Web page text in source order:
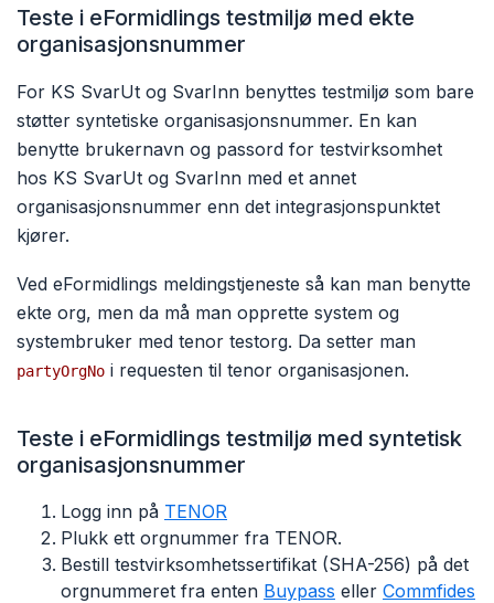
Teste i eFormidlings testmiljø med ekte
organisasjonsnummer
For KS SvarUt og SvarInn benyttes testmiljø som bare
støtter syntetiske organisasjonsnummer. En kan
benytte brukernavn og passord for testvirksomhet
hos KS SvarUt og SvarInn med et annet
organisasjonsnummer enn det integrasjonspunktet
kjører.
Ved eFormidlings meldingstjeneste så kan man benytte
ekte org, men da må man opprette system og
systembruker med tenor testorg. Da setter man
partyOrgNo i requesten til tenor organisasjonen.
Teste i eFormidlings testmiljø med syntetisk
organisasjonsnummer
Logg inn på TENOR
Plukk ett orgnummer fra TENOR.
Bestill testvirksomhetssertifikat (SHA-256) på det
orgnummeret fra enten Buypass eller Commfides